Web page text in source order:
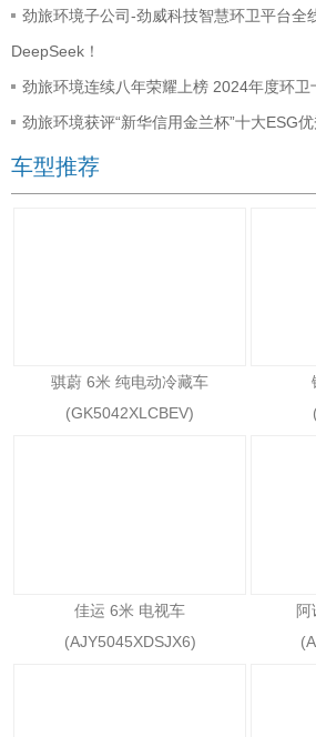
劲旅环境子公司-劲威科技智慧环卫平台全
DeepSeek！
劲旅环境连续八年荣耀上榜 2024年度环卫
劲旅环境获评“新华信用金兰杯”十大ESG优
车型推荐
骐蔚 6米 纯电动冷藏车
(GK5042XLCBEV)
佳运 6米 电视车
(AJY5045XDSJX6)
阿